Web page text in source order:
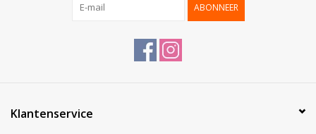
ABONNEER
Klantenservice